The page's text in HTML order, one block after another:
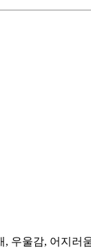
우울감, 어지러